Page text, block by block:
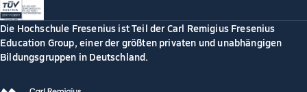
Die Hochschule Fresenius ist Teil der Carl Remigius Fresenius
Education Group, einer der größten privaten und unabhängigen
Bildungsgruppen in Deutschland.